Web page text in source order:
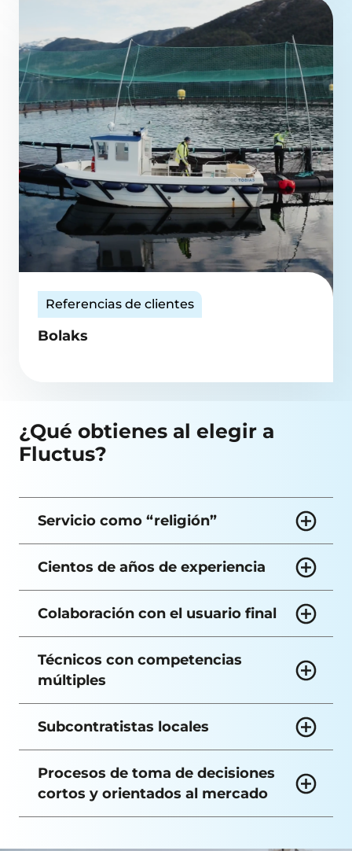
Referencias de clientes
Bolaks
¿Qué obtienes al elegir a
Fluctus?
Servicio como “religión”
Cientos de años de experiencia
Colaboración con el usuario final
Técnicos con competencias
múltiples
Subcontratistas locales
Procesos de toma de decisiones
cortos y orientados al mercado